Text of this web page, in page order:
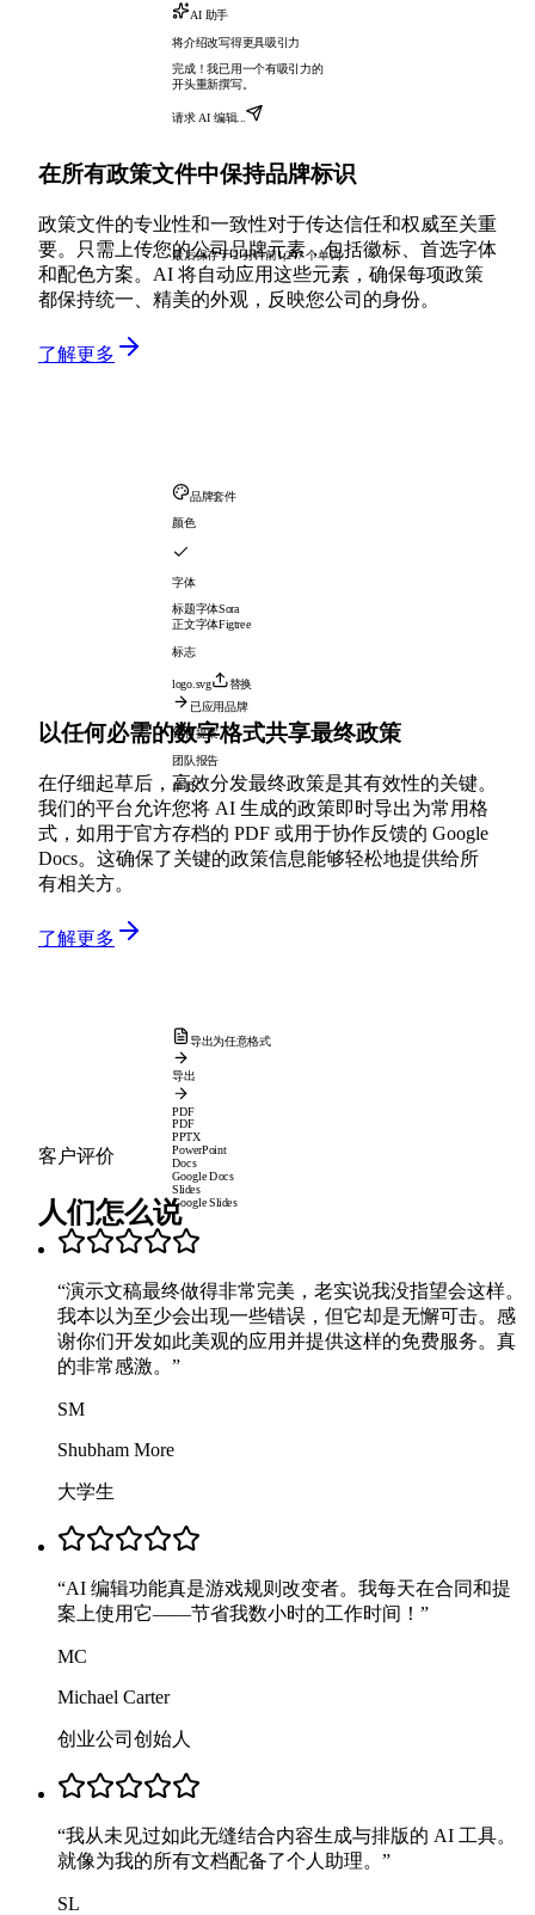
AI 助手
将介绍改写得更具吸引力
完成！我已用一个有吸引力的
开头重新撰写。
请求 AI 编辑...
最后保存于 2 分钟前1,247 个单词
在所有政策文件中保持品牌标识
政策文件的专业性和一致性对于传达信任和权威至关重
要。只需上传您的公司品牌元素，包括徽标、首选字体
和配色方案。AI 将自动应用这些元素，确保每项政策
都保持统一、精美的外观，反映您公司的身份。
了解更多
品牌套件
颜色
字体
标题字体Sora
正文字体Figtree
标志
logo.svg
替换
已应用品牌
销售提案
团队报告
单页
以任何必需的数字格式共享最终政策
在仔细起草后，高效分发最终政策是其有效性的关键。
我们的平台允许您将 AI 生成的政策即时导出为常用格
式，如用于官方存档的 PDF 或用于协作反馈的 Google
Docs。这确保了关键的政策信息能够轻松地提供给所
有相关方。
了解更多
导出为任意格式
导出
PDF
PDF
PPTX
PowerPoint
Docs
Google Docs
Slides
Google Slides
客户评价
人们怎么说
“演示文稿最终做得非常完美，老实说我没指望会这样。
我本以为至少会出现一些错误，但它却是无懈可击。感
谢你们开发如此美观的应用并提供这样的免费服务。真
的非常感激。 ”
SM
Shubham More
大学生
“AI 编辑功能真是游戏规则改变者。我每天在合同和提
案上使用它——节省我数小时的工作时间！ ”
MC
Michael Carter
创业公司创始人
“我从未见过如此无缝结合内容生成与排版的 AI 工具。
就像为我的所有文档配备了个人助理。 ”
SL